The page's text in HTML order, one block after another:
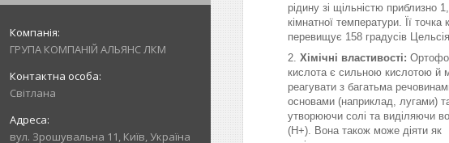
ГРУПА КОМПАНІЙ АЛЬЯНС ЛКМ
Світлана
вул. Зрошувальна 11, Київ, Україна
рідину зі щільністю приблизно
кімнатної температури. Її точка
перевищує 158 градусів Цельсія.
Хімічні властивості:
кислота є сильною кислотою й
реагувати з багатьма
основами (наприклад, лугами)
утворюючи солі та виділяючи
(H+). Вона також може діяти як